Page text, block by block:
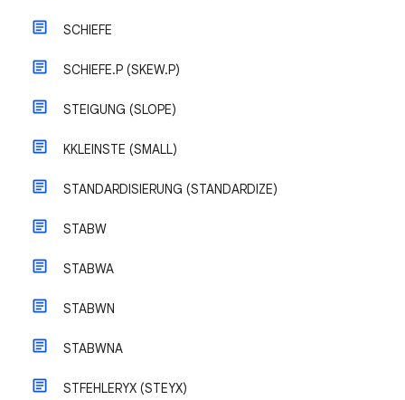
SCHIEFE
SCHIEFE.P (SKEW.P)
STEIGUNG (SLOPE)
KKLEINSTE (SMALL)
STANDARDISIERUNG (STANDARDIZE)
STABW
STABWA
STABWN
STABWNA
STFEHLERYX (STEYX)